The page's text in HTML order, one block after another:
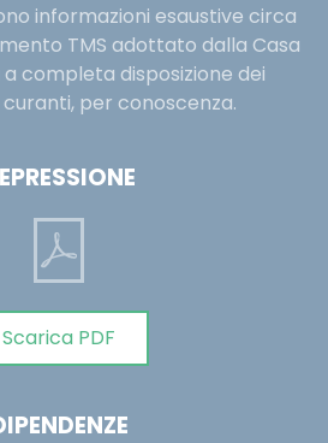
informazioni esaustive circa
TMS adottato dalla Casa
completa disposizione dei
per conoscenza.
Scarica PDF